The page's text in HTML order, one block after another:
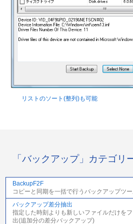
リストのソート(整列)も可能
「バックアップ」カテゴリ
BackupF2F
コピーと同期を一括で行うバックアップツ
バックアップ差分抽出
指定した時刻よりも新しいファイルだけを
出(追加分の差分バックアップ)